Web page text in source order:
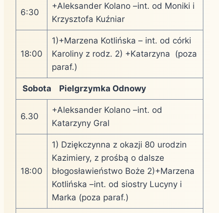
6:30
+Aleksander Kolano –int. od Moniki i
Krzysztofa Kuźniar
18:00
1)+Marzena Kotlińska – int. od córki
Karoliny z rodz. 2) +Katarzyna (poza
paraf.)
Sobota Pielgrzymka Odnowy
6.30
+Aleksander Kolano –int. od
Katarzyny Gral
18:00
1) Dziękczynna z okazji 80 urodzin
Kazimiery, z prośbą o dalsze
błogosławieństwo Boże 2)+Marzena
Kotlińska –int. od siostry Lucyny i
Marka (poza paraf.)